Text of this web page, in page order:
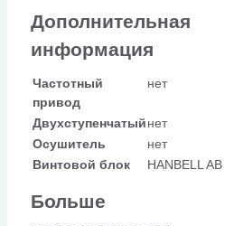
Дополнительная
информация
Частотный
привод
нет
Двухступенчатыйнет
Осушитель
нет
Винтовой блок
HANBELL AB
Больше